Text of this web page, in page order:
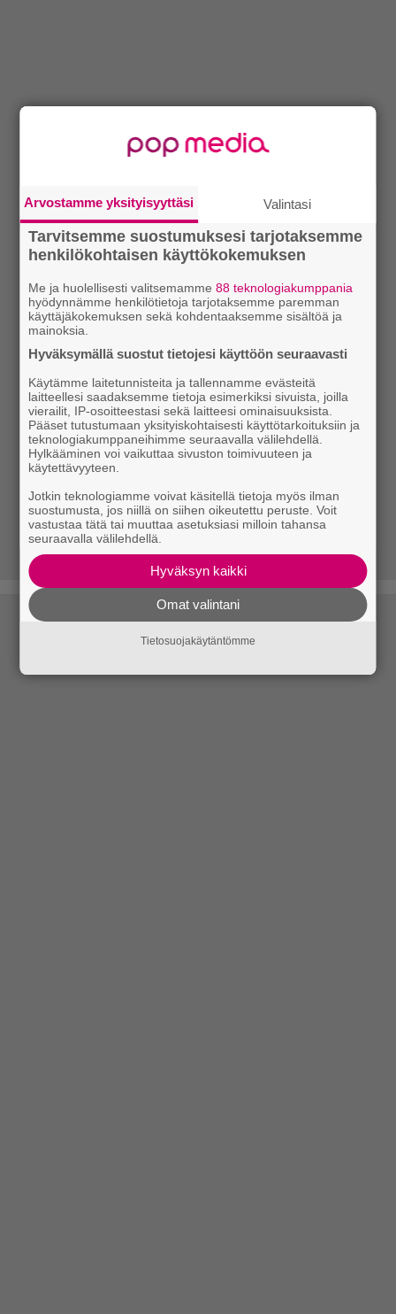
Arvostamme yksityisyyttäsi Valintasi
Tarvitsemme suostumuksesi tarjotaksemme
henkilökohtaisen käyttökokemuksen
Me ja huolellisesti valitsemamme88 teknologiakumppania
hyödynnämme henkilötietoja tarjotaksemme paremman
käyttäjäkokemuksen sekä kohdentaaksemme sisältöä ja
mainoksia.
Hyväksymällä suostut tietojesi käyttöön seuraavasti
Käytämme laitetunnisteita ja tallennamme evästeitä
laitteellesi saadaksemme tietoja esimerkiksi sivuista, joilla
vierailit, IP-osoitteestasi sekä laitteesi ominaisuuksista.
Pääset tutustumaan yksityiskohtaisesti käyttötarkoituksiin ja
teknologiakumppaneihimme seuraavalla välilehdellä.
Hylkääminen voi vaikuttaa sivuston toimivuuteen ja
käytettävyyteen.
Jotkin teknologiamme voivat käsitellä tietoja myös ilman
suostumusta, jos niillä on siihen oikeutettu peruste. Voit
vastustaa tätä tai muuttaa asetuksiasi milloin tahansa
seuraavalla välilehdellä.
Hyväksyn kaikki
Omat valintani
Tietosuojakäytäntömme